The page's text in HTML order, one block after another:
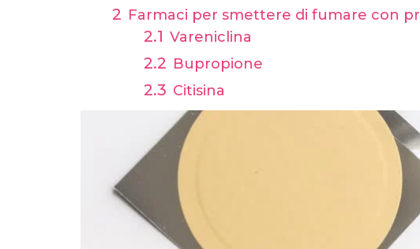
Farmaci per smettere di fumare con
Vareniclina
Bupropione
Citisina